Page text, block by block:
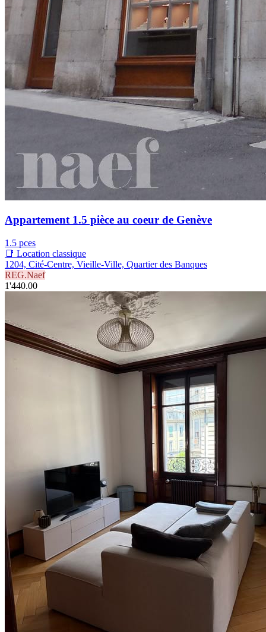
Appartement 1.5 pièce au coeur de Genève
1.5 pces
📑 Location classique
1204, Cité-Centre, Vieille-Ville, Quartier des Banques
REG.Naef
1'440.00